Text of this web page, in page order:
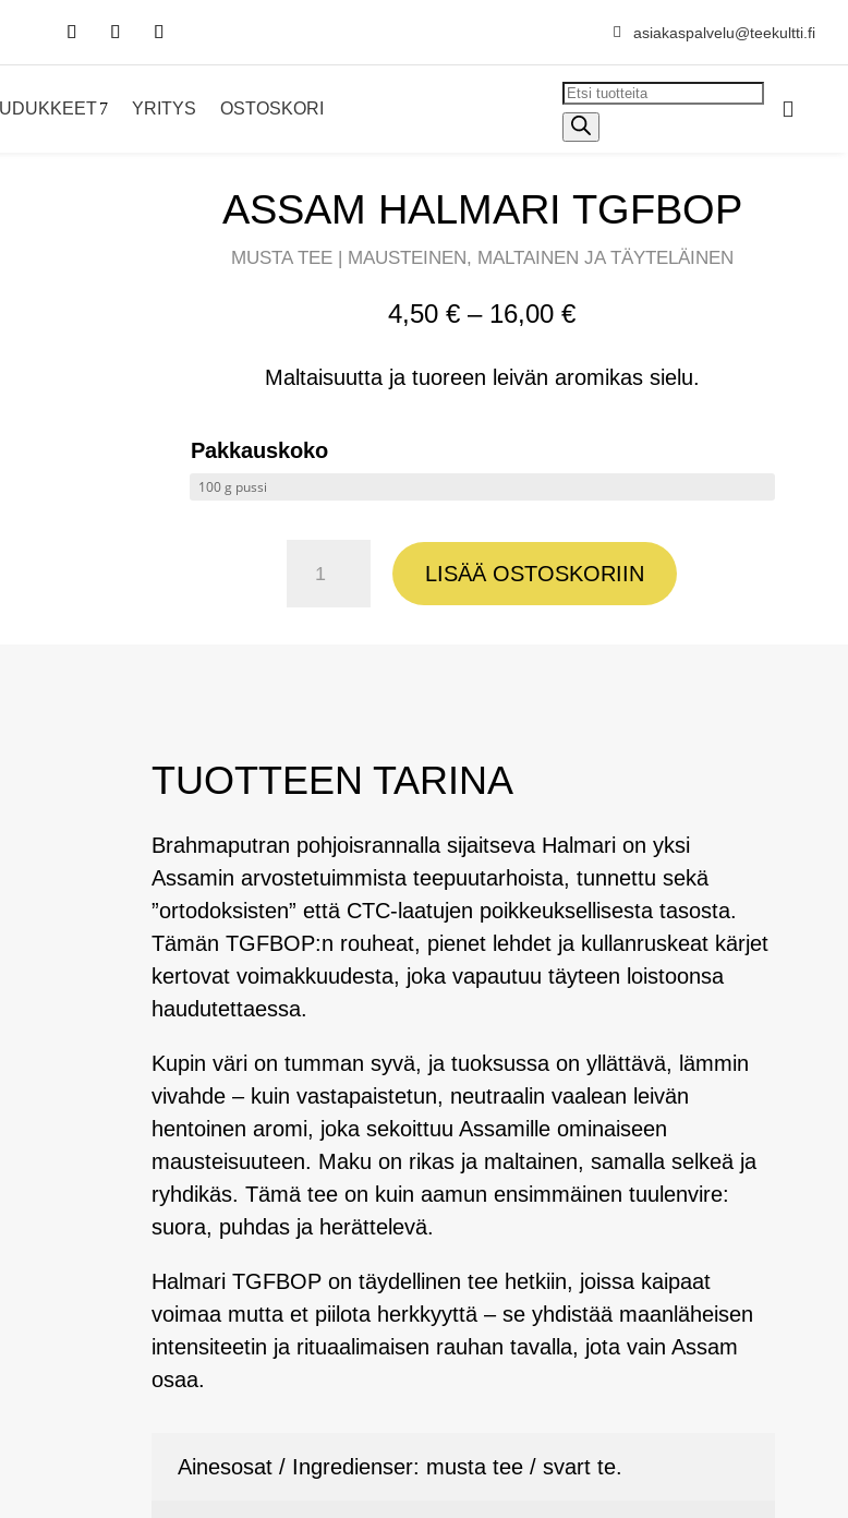
 asiakaspalvelu@teekultti.fi
YRITYS OSTOSKORI
Products
search

ASSAM HALMARI TGFBOP
MUSTA TEE | MAUSTEINEN, MALTAINEN JA TÄYTELÄINEN
4,50 € – 16,00 €Hintaluokka:
-
Maltaisuutta ja tuoreen leivän aromikas sielu.
Pakkauskoko
LISÄÄ OSTOSKORIIN
TUOTTEEN TARINA
Brahmaputran pohjoisrannalla sijaitseva Halmari on yksi
Assamin arvostetuimmista teepuutarhoista, tunnettu sekä
”ortodoksisten” että CTC-laatujen poikkeuksellisesta tasosta.
Tämän TGFBOP:n rouheat, pienet lehdet ja kullanruskeat kärjet
kertovat voimakkuudesta, joka vapautuu täyteen loistoonsa
haudutettaessa.
Kupin väri on tumman syvä, ja tuoksussa on yllättävä, lämmin
vivahde – kuin vastapaistetun, neutraalin vaalean leivän
hentoinen aromi, joka sekoittuu Assamille ominaiseen
mausteisuuteen. Maku on rikas ja maltainen, samalla selkeä ja
ryhdikäs. Tämä tee on kuin aamun ensimmäinen tuulenvire:
suora, puhdas ja herättelevä.
Halmari TGFBOP on täydellinen tee hetkiin, joissa kaipaat
voimaa mutta et piilota herkkyyttä – se yhdistää maanläheisen
intensiteetin ja rituaalimaisen rauhan tavalla, jota vain Assam
osaa.
Ainesosat / Ingredienser: musta tee / svart te.